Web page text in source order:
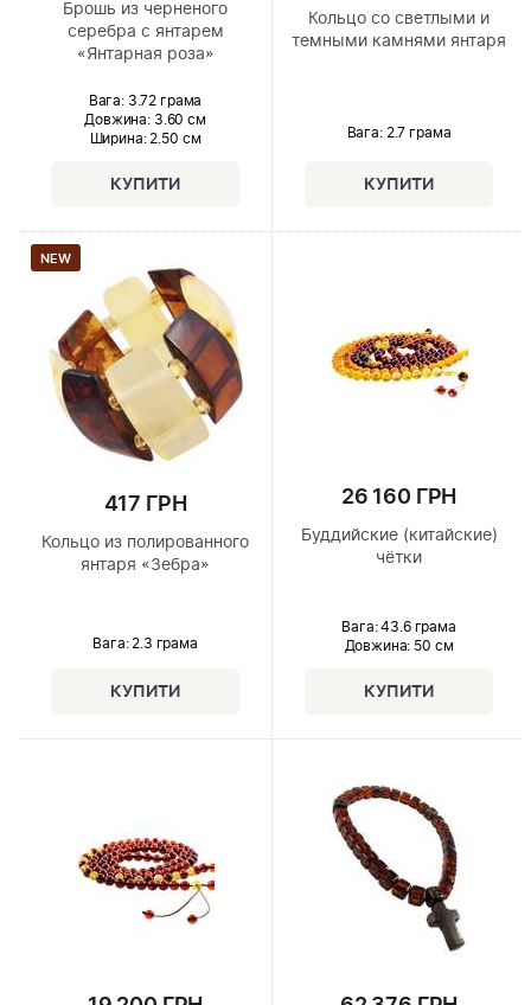
Брошь из черненого
серебра с янтарем
«Янтарная роза»
Вага: 3.72 грама
Довжина: 3.60 см
Ширина: 2.50 см
Кольцо со светлыми и
темными камнями янтаря
Вага: 2.7 грама
NEW
417 ГРН
Кольцо из полированного
янтаря «Зебра»
Вага: 2.3 грама
26 160 ГРН
Буддийские (китайские)
чётки
Вага: 43.6 грама
Довжина: 50 см